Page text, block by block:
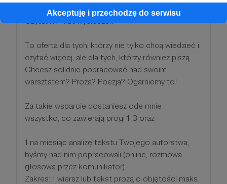
Akceptuję i przechodzę do serwisu
To oferta dla tych, którzy nie tylko chcą wiedzieć i
czytać więcej, ale dla tych, którzy również piszą.
Chcesz solidnie popracować nad swoim
warsztatem? Proza? Poezja? Ogarniemy to!
Za takie wsparcie dostaniesz ode mnie
wszystko, co zawierają progi 1-3 oraz
1 na miesiąc analizę tekstu Twojego autorstwa,
byśmy nad nim popracowali (online, rozmowa
głosowa przez komunikator).
Zakres: 1 wiersz lub tekst prozą o objętości maks.